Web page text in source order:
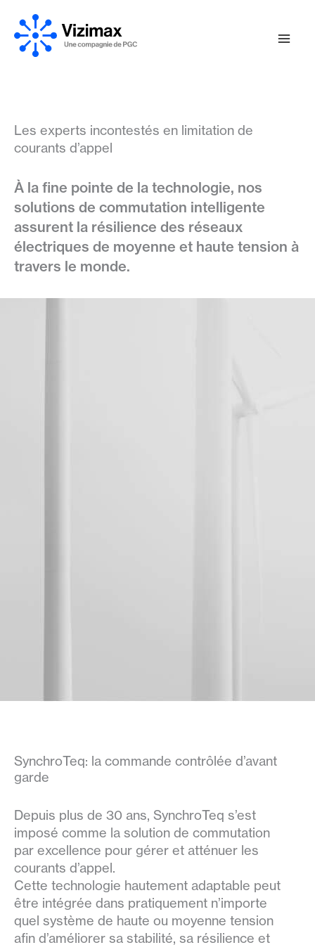
contenu
Les experts incontestés en limitation de
courants d’appel
À la fine pointe de la technologie, nos
solutions de commutation intelligente
assurent la résilience des réseaux
électriques de moyenne et haute tension à
travers le monde.
SynchroTeq: la commande contrôlée d’avant
garde
Depuis plus de 30 ans, SynchroTeq s’est
imposé comme la solution de commutation
par excellence pour gérer et atténuer les
courants d’appel.
Cette technologie hautement adaptable peut
être intégrée dans pratiquement n’importe
quel système de haute ou moyenne tension
afin d’améliorer sa stabilité, sa résilience et